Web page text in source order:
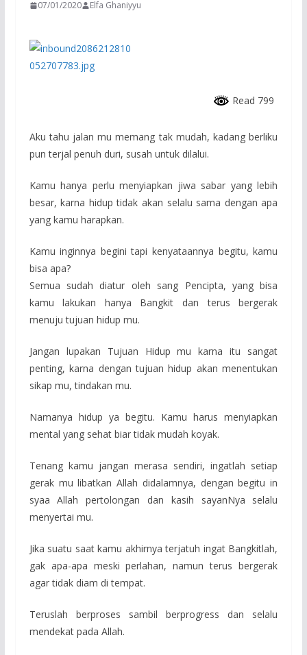
07/01/2020 Elfa Ghaniyyu
Read 799
Aku tahu jalan mu memang tak mudah, kadang berliku
pun terjal penuh duri, susah untuk dilalui.
Kamu hanya perlu menyiapkan jiwa sabar yang lebih
besar, karna hidup tidak akan selalu sama dengan apa
yang kamu harapkan.
Kamu inginnya begini tapi kenyataannya begitu, kamu
bisa apa?
Semua sudah diatur oleh sang Pencipta, yang bisa
kamu lakukan hanya Bangkit dan terus bergerak
menuju tujuan hidup mu.
Jangan lupakan Tujuan Hidup mu karna itu sangat
penting, karna dengan tujuan hidup akan menentukan
sikap mu, tindakan mu.
Namanya hidup ya begitu. Kamu harus menyiapkan
mental yang sehat biar tidak mudah koyak.
Tenang kamu jangan merasa sendiri, ingatlah setiap
gerak mu libatkan Allah didalamnya, dengan begitu in
syaa Allah pertolongan dan kasih sayanNya selalu
menyertai mu.
Jika suatu saat kamu akhirnya terjatuh ingat Bangkitlah,
gak apa-apa meski perlahan, namun terus bergerak
agar tidak diam di tempat.
Teruslah berproses sambil berprogress dan selalu
mendekat pada Allah.